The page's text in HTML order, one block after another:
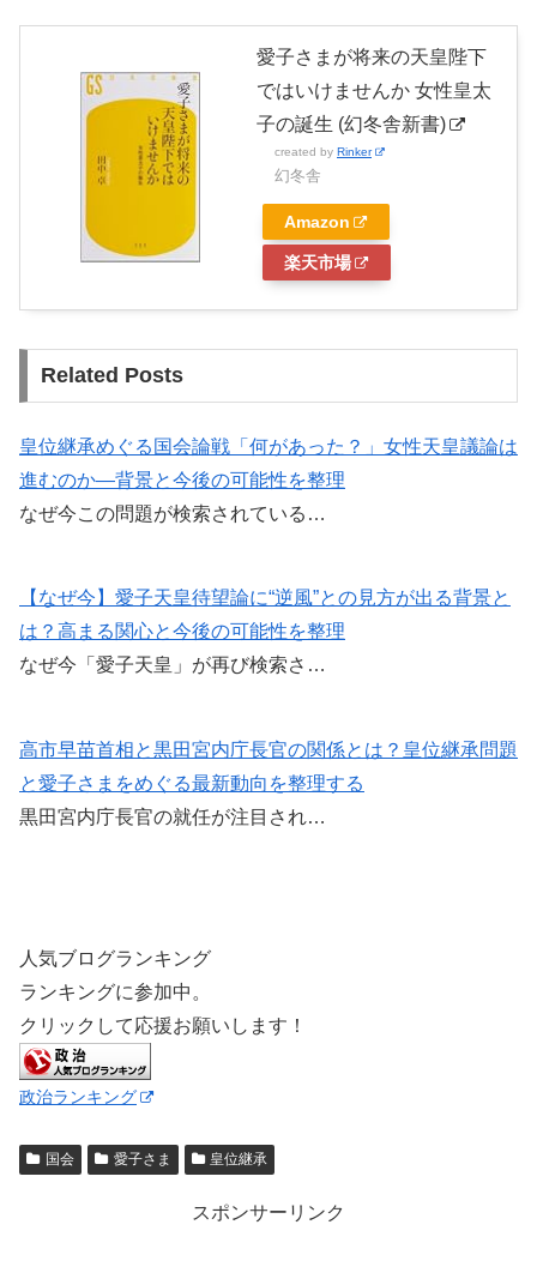
愛子さまが将来の天皇陛下
ではいけませんか 女性皇太
子の誕生 (幻冬舎新書)
created by Rinker
幻冬舎
Amazon
楽天市場
Related Posts
皇位継承めぐる国会論戦「何があった？」女性天皇議論は
進むのか―背景と今後の可能性を整理
なぜ今この問題が検索されている…
【なぜ今】愛子天皇待望論に“逆風”との見方が出る背景と
は？高まる関心と今後の可能性を整理
なぜ今「愛子天皇」が再び検索さ…
高市早苗首相と黒田宮内庁長官の関係とは？皇位継承問題
と愛子さまをめぐる最新動向を整理する
黒田宮内庁長官の就任が注目され…
人気ブログランキング
ランキングに参加中。
クリックして応援お願いします！
政治ランキング
国会 愛子さま 皇位継承
スポンサーリンク